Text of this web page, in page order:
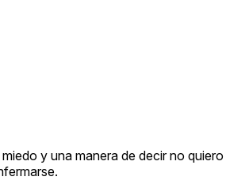
y una manera de decir no